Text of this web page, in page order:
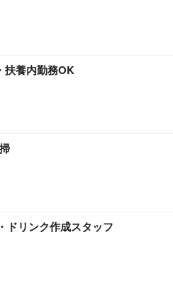
扶養内勤務OK
ドリンク作成スタッフ